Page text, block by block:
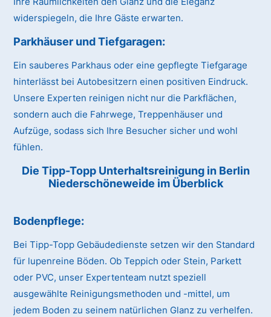
widerspiegeln, die Ihre Gäste erwarten.
Parkhäuser und Tiefgaragen:
Ein sauberes Parkhaus oder eine gepflegte Tiefgarage
hinterlässt bei Autobesitzern einen positiven Eindruck.
Unsere Experten reinigen nicht nur die Parkflächen,
sondern auch die Fahrwege, Treppenhäuser und
Aufzüge, sodass sich Ihre Besucher sicher und wohl
fühlen.
Die Tipp-Topp Unterhaltsreinigung in Berlin
Niederschöneweide im Überblick
Bodenpflege:
Bei Tipp-Topp Gebäudedienste setzen wir den Standard
für lupenreine Böden. Ob Teppich oder Stein, Parkett
oder PVC, unser Expertenteam nutzt speziell
ausgewählte Reinigungsmethoden und -mittel, um
jedem Boden zu seinem natürlichen Glanz zu verhelfen.